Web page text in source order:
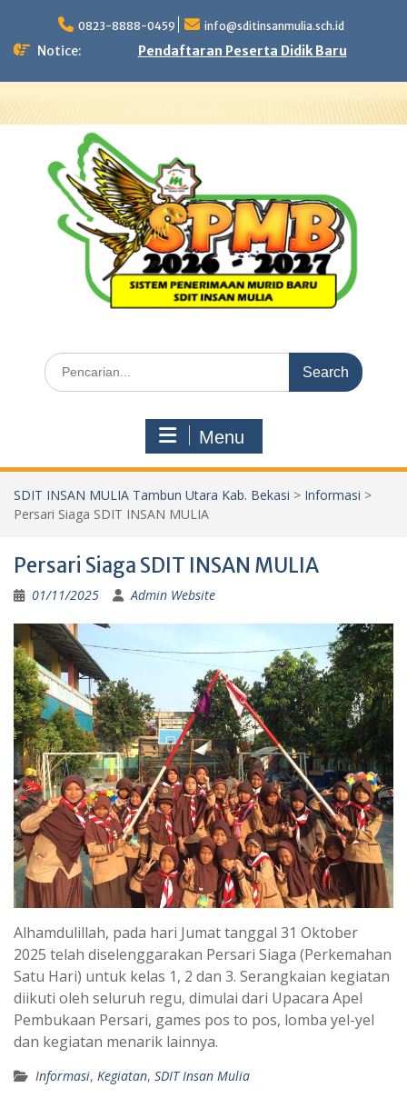
content
0823-8888-0459 info@sditinsanmulia.sch.id
Notice: Pendaftaran Peserta Didik Baru
Search
for:
Menu
SDIT INSAN MULIA Tambun Utara Kab. Bekasi > Informasi >
Persari Siaga SDIT INSAN MULIA
Persari Siaga SDIT INSAN MULIA
01/11/2025 Admin Website
Alhamdulillah, pada hari Jumat tanggal 31 Oktober
2025 telah diselenggarakan Persari Siaga (Perkemahan
Satu Hari) untuk kelas 1, 2 dan 3. Serangkaian kegiatan
diikuti oleh seluruh regu, dimulai dari Upacara Apel
Pembukaan Persari, games pos to pos, lomba yel-yel
dan kegiatan menarik lainnya.
Informasi, Kegiatan, SDIT Insan Mulia